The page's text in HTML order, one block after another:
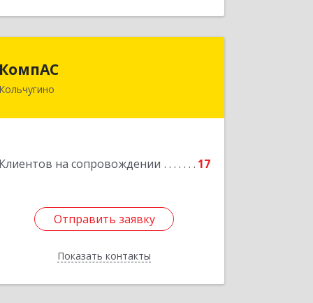
КомпАС
Кольчугино
Клиентов на сопровождении 17
Отправить заявку
Показать контакты
601782, Владимирская область,
Отправить заявку
Назад